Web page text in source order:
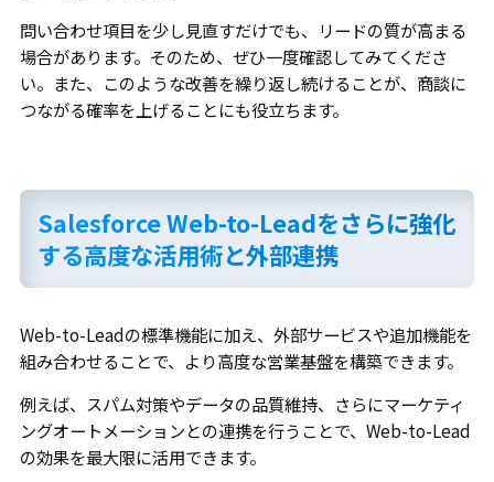
問い合わせ項目を少し見直すだけでも、リードの質が高まる
場合があります。そのため、ぜひ一度確認してみてくださ
い。また、このような改善を繰り返し続けることが、商談に
つながる確率を上げることにも役立ちます。
Salesforce Web-to-Leadをさらに強化
する高度な活用術と外部連携
Web-to-Leadの標準機能に加え、外部サービスや追加機能を
組み合わせることで、より高度な営業基盤を構築できます。
例えば、スパム対策やデータの品質維持、さらにマーケティ
ングオートメーションとの連携を行うことで、Web-to-Lead
の効果を最大限に活用できます。